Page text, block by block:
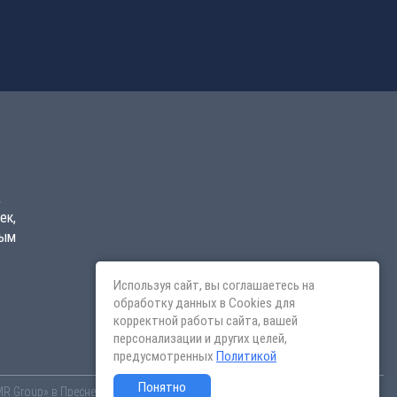
Group» в Пресненском районе. Квартиры различных планировок от
Используя сайт, вы соглашаетесь на
обработку данных в Cookies для
корректной работы сайта, вашей
персонализации и других целей,
предусмотренных Политикой
Понятно